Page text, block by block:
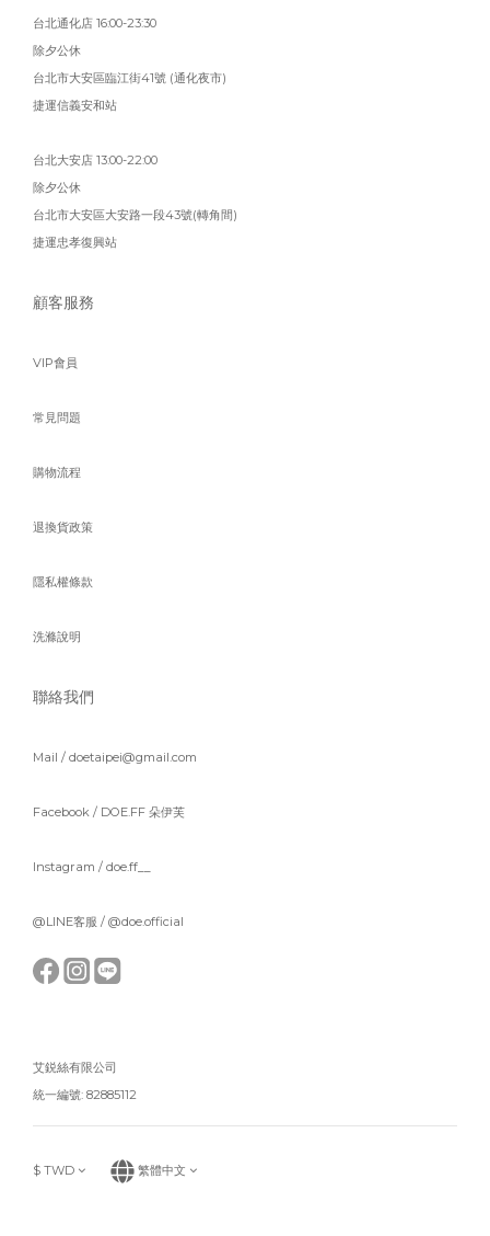
台北通化店 16:00-23:30
除夕公休
台北市大安區臨江街41號 (通化夜市)
捷運信義安和站
台北大安店 13:00-22:00
除夕公休
台北市大安區大安路一段43號(轉角間)
捷運忠孝復興站
顧客服務
VIP會員
常見問題
購物流程
退換貨政策
隱私權條款
洗滌說明
聯絡我們
Mail / doetaipei@gmail.com
Facebook / DOE.FF 朵伊芙
Instagram / doe.ff__
@LINE客服 / @doe.official
艾鋭絲有限公司
統一編號: 82885112
$ TWD 繁體中文